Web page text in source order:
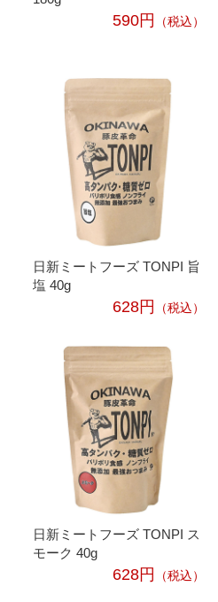
590円 （税込）
日新ミートフーズ TONPI 旨
塩 40g
628円 （税込）
日新ミートフーズ TONPI ス
モーク 40g
628円 （税込）